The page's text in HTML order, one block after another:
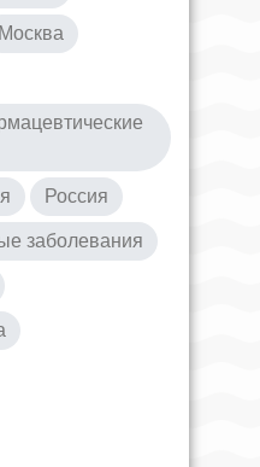
Москва
Россия
заболевания